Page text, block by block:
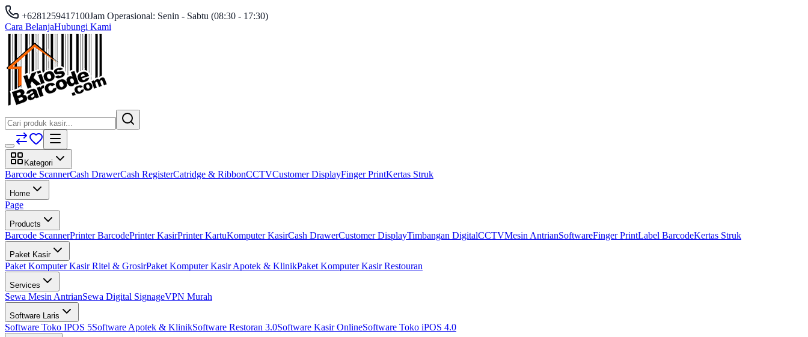
+6281259417100Jam Operasional: Senin - Sabtu (08:30 - 17:30)
Cara BelanjaHubungi Kami
Kategori
Barcode ScannerCash DrawerCash RegisterCatridge & RibbonCCTVCustomer DisplayFinger PrintKertas Struk
Home
Page
Products
Barcode ScannerPrinter BarcodePrinter KasirPrinter KartuKomputer KasirCash DrawerCustomer DisplayTimbangan DigitalCCTVMesin AntrianSoftwareFinger PrintLabel BarcodeKertas Struk
Paket Kasir
Paket Komputer Kasir Ritel & GrosirPaket Komputer Kasir Apotek & KlinikPaket Komputer Kasir Restouran
Services
Sewa Mesin AntrianSewa Digital SignageVPN Murah
Software Laris
Software Toko IPOS 5Software Apotek & KlinikSoftware Restoran 3.0Software Kasir OnlineSoftware Toko iPOS 4.0